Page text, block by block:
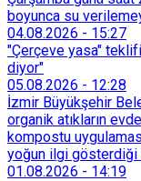
boyunca su
04.08.2026 - 15:27
"Çerçeve yasa"
diyor"
05.08.2026 - 12:28
İzmir Büyükşehir
organik atıkların
kompostu
yoğun ilgi gösterdiği
Tarımsal Hizmetler
01.08.2026 - 14:19